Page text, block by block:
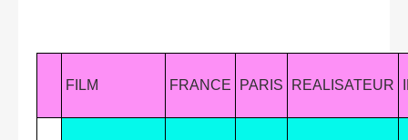
FILM FRANCE PARIS REALISATEUR